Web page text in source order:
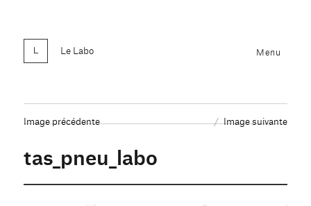
Le Labo Menu
Image précédente Image suivante
tas_pneu_labo